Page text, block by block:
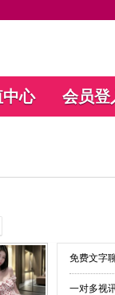
心 会员登
免费文字
一对多视